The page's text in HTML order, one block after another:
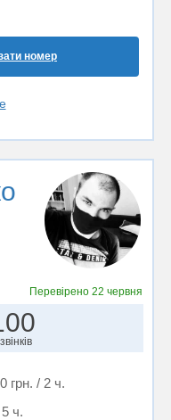
номер
Перевірено22 червня
грн. / 2 ч.
ч.